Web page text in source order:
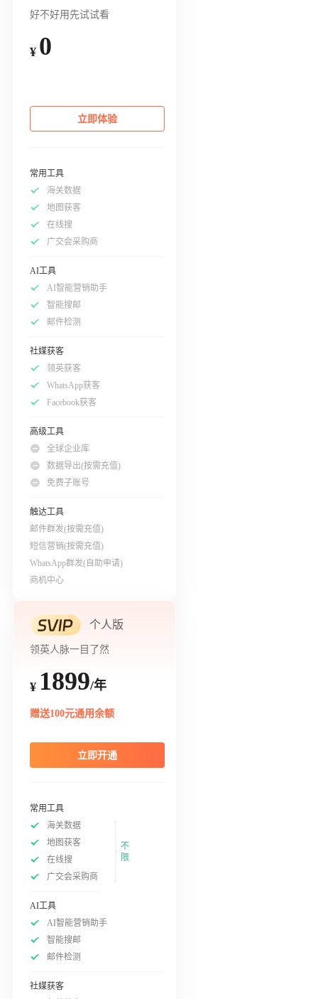
好不好用先试试看
¥ 0
立即体验
常用工具
海关数据
地图获客
在线搜
广交会采购商
AI工具
AI智能营销助手
智能搜邮
邮件检测
社媒获客
领英获客
WhatsApp获客
Facebook获客
高级工具
全球企业库
数据导出(按需充值)
免费子账号
触达工具
邮件群发(按需充值)
短信营销(按需充值)
WhatsApp群发(自助申请)
商机中心
个人版
领英人脉一目了然
¥ 1899/年
赠送100元通用余额
立即开通
常用工具
海关数据
地图获客
在线搜
广交会采购商
不
限
AI工具
AI智能营销助手
智能搜邮
邮件检测
社媒获客